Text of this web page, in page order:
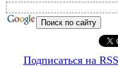
Подписаться на